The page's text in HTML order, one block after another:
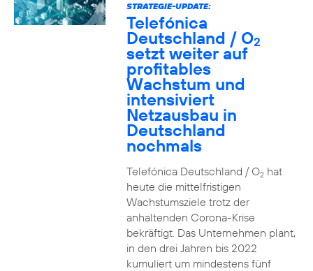
STRATEGIE-UPDATE:
Telefónica
Deutschland / O2
setzt weiter auf
profitables
Wachstum und
intensiviert
Netzausbau in
Deutschland
nochmals
Telefónica Deutschland / O2hat
heute die mittelfristigen
Wachstumsziele trotz der
anhaltenden Corona-Krise
bekräftigt. Das Unternehmen plant,
in den drei Jahren bis 2022
kumuliert um mindestens fünf